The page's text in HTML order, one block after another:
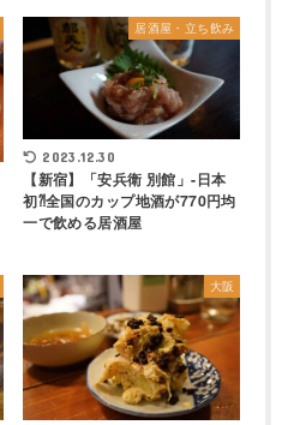
居酒屋・立ち飲み
2023.12.30
【新宿】「安兵衛 別館」-日本
初⁈全国のカップ地酒が770円均
一で飲める居酒屋
大阪